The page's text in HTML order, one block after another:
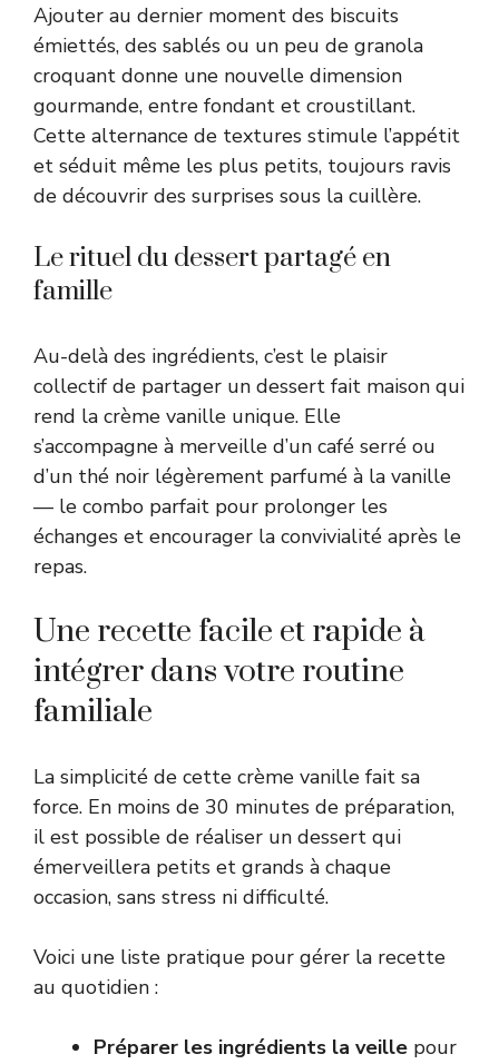
Ajouter au dernier moment des biscuits
émiettés, des sablés ou un peu de granola
croquant donne une nouvelle dimension
gourmande, entre fondant et croustillant.
Cette alternance de textures stimule l’appétit
et séduit même les plus petits, toujours ravis
de découvrir des surprises sous la cuillère.
Le rituel du dessert partagé en
famille
Au-delà des ingrédients, c’est le plaisir
collectif de partager un dessert fait maison qui
rend la crème vanille unique. Elle
s’accompagne à merveille d’un café serré ou
d’un thé noir légèrement parfumé à la vanille
— le combo parfait pour prolonger les
échanges et encourager la convivialité après le
repas.
Une recette facile et rapide à
intégrer dans votre routine
familiale
La simplicité de cette crème vanille fait sa
force. En moins de 30 minutes de préparation,
il est possible de réaliser un dessert qui
émerveillera petits et grands à chaque
occasion, sans stress ni difficulté.
Voici une liste pratique pour gérer la recette
au quotidien :
Préparer les ingrédients la veille pour